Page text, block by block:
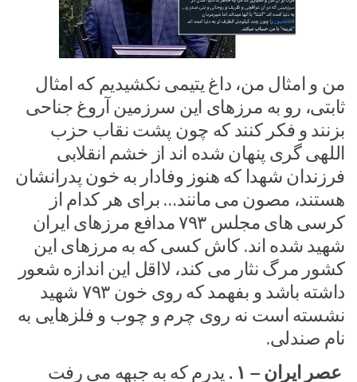
من و امثال من، داغ یتیمی نکشیدیم که امثال
ثابتی، رو به مرزهای این سرزمین آروغ جناحی
بزنند و فکر کنند که چون پشت نقاب حزب
اللهی گری پنهان شده اند از خشم انقلابی
فرزندان شهدا که هنوز وفادار به خون پدرانشان
هستند، مصون می مانند… برای هر کدام از
کرسی های مجلس ۷۹۳ مدافع مرزهای ایران
شهید شده اند. کاش کسی که به مرزهای این
کشور مرگ نثار می کند، لااقل این اندازه شعور
داشته باشد و بفهمد که روی خون ۷۹۳ شهید
نشسته است نه روی چرم و چوب و فلزهایی به
نام صندلی.
عصر ایران – ۱ .
پدرم که به جبهه می رفت